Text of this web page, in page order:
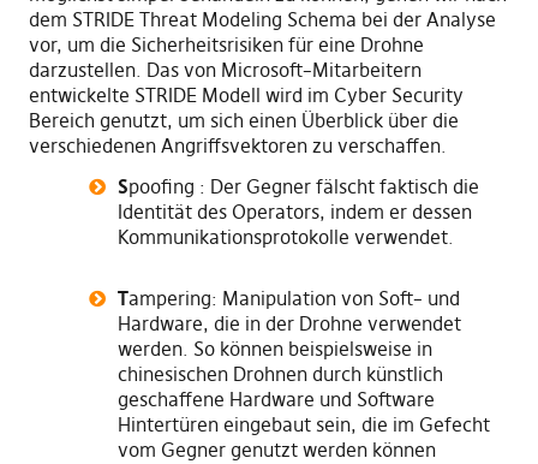
dem STRIDE Threat Modeling Schema bei der Analyse
vor, um die Sicherheitsrisiken für eine Drohne
darzustellen. Das von Microsoft–Mitarbeitern
entwickelte STRIDE Modell wird im Cyber Security
Bereich genutzt, um sich einen Überblick über die
verschiedenen Angriffsvektoren zu verschaffen.
Spoofing : Der Gegner fälscht faktisch die
Identität des Operators, indem er dessen
Kommunikationsprotokolle verwendet.
Tampering: Manipulation von Soft– und
Hardware, die in der Drohne verwendet
werden. So können beispielsweise in
chinesischen Drohnen durch künstlich
geschaffene Hardware und Software
Hintertüreneingebaut sein, die im Gefecht
vom Gegner genutzt werden können